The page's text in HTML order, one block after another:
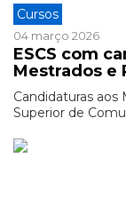
Cursos
04 março 2026
ESCS com
Mestrados e
Candidaturas aos
Superior de